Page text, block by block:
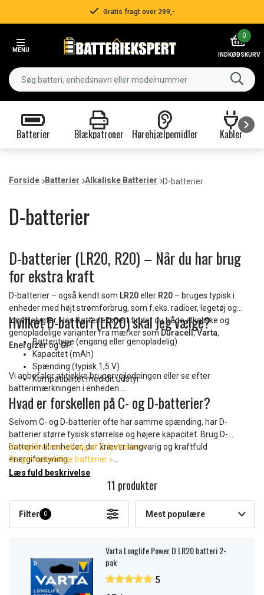
MENU
0
INDKØBSKURV
Batterier Blækpatroner Hørehjælpemidler Kabler
Forside Batterier Alkaliske Batterier D-batterier
D-batterier
D-batterier (LR20, R20) – Når du har brug
for ekstra kraft
D-batterier – også kendt som LR20eller R20 – bruges typisk i
enheder med højt strømforbrug, som f.eks. radioer, legetøj og
lommelygter. Hos Batteriekspert finder du både alkaliske og
genopladelige varianter fra mærker som Duracell,Varta,
EnergizerogGP.
Hvilket D-batteri (LR20) skal jeg vælge?
Batteritype (engang eller genopladelig)
Kapacitet (mAh)
Spænding (typisk 1,5 V)
Kompatibilitet med dit udstyr
Vi anbefaler at tjekke brugervejledningen eller se efter
batterimærkningen i enheden.
Hvad er forskellen på C- og D-batterier?
Selvom C- og D-batterier ofte har samme spænding, har D-
batterier større fysisk størrelse og højere kapacitet. Brug D-
batterier til enheder, der kræver langvarig og kraftfuld
energiforsyning.
Se også vores udvalg af C-batterier »
Se genopladelige batterier »
Find batteriopladere her »
Læs fuld beskrivelse
11 produkter
Filter 0 Mest populære
Varta Longlife Power D LR20 batteri 2-
pak
5